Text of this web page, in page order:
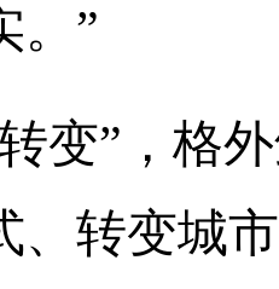
。”
变”，格
、转变城